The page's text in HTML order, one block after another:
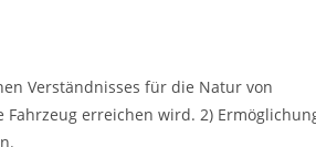
Verständnisses für die Natur von
Fahrzeug erreichen wird. 2)